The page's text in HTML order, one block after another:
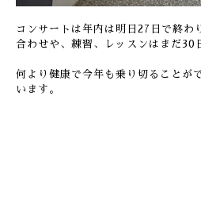
コンサートは年内は明日27日で終わ
合わせや、練習、レッスンはまだ30
何より健康で今年も乗り切ることが
います。